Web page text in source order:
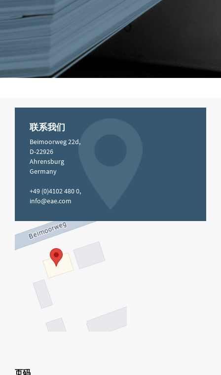
联系我们
Beimoorweg 22d,
D-22926
Ahrensburg
Germany
+49 (0)4102 480 0,
info@eae.com
页码